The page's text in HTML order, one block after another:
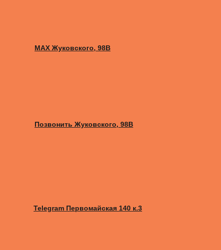
MAX Жуковского, 98B
Позвонить Жуковского, 98B
Telegram Первомайская 140 к.3